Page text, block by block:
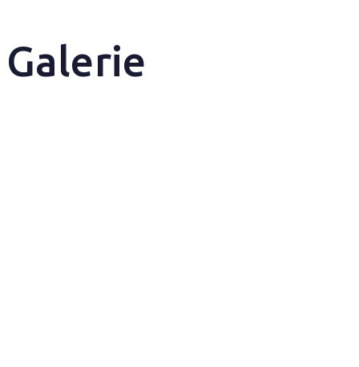
Galerie